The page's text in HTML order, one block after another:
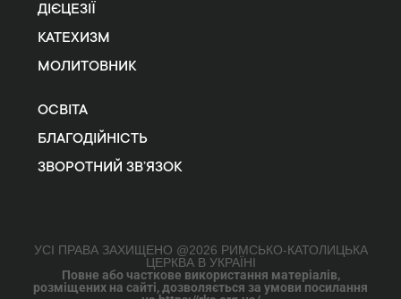
ДІЄЦЕЗІЇ
КАТЕХИЗМ
МОЛИТОВНИК
ОСВІТА
БЛАГОДІЙНІСТЬ
ЗВОРОТНИЙ ЗВ’ЯЗОК
УСІ ПРАВА ЗАХИЩЕНО @2026 РИМСЬКО-КАТОЛИЦЬКА
ЦЕРКВА В УКРАЇНІ
Повне або часткове використання матеріалів,
розміщених на сайті, дозволяється за умови посилання